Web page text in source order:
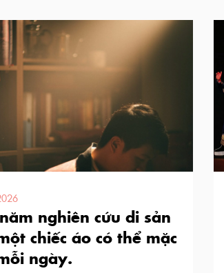
nghiên cứu di sản
chiếc áo có thể mặc
ngày.